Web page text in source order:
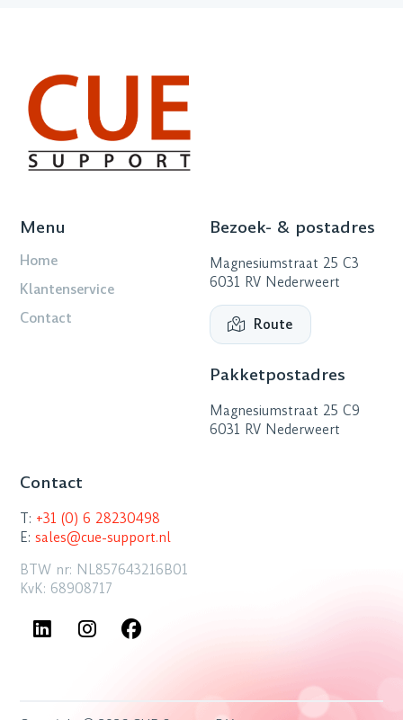
Menu
Home
Klantenservice
Contact
Bezoek- & postadres
Magnesiumstraat 25 C3
6031 RV Nederweert
Route
Pakketpostadres
Magnesiumstraat 25 C9
6031 RV Nederweert
Contact
T: +31 (0) 6 28230498
E:sales@cue-support.nl
BTW nr: NL857643216B01
KvK: 68908717